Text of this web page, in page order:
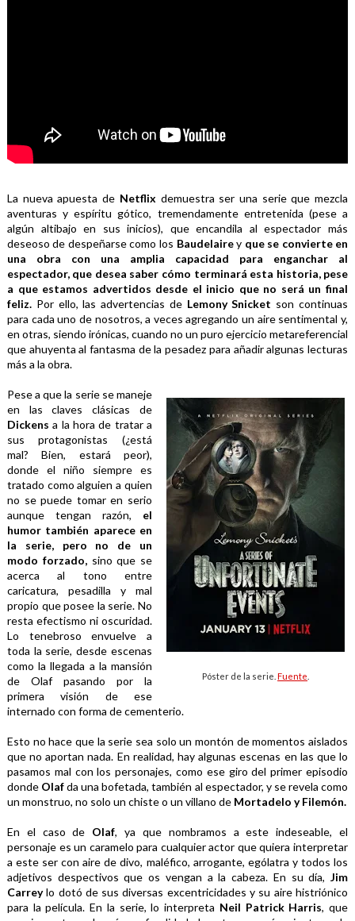
La nueva apuesta de Netflix demuestra ser una serie que mezcla
aventuras y espíritu gótico, tremendamente entretenida (pese a
algún altibajo en sus inicios), que encandila al espectador más
deseoso de despeñarse como los Baudelaire y que se convierte en
una obra con una amplia capacidad para enganchar al
espectador, que desea saber cómo terminará esta historia, pese
a que estamos advertidos desde el inicio que no será un final
feliz. Por ello, las advertencias de Lemony Snicket son continuas
para cada uno de nosotros, a veces agregando un aire sentimental y,
en otras, siendo irónicas, cuando no un puro ejercicio metareferencial
que ahuyenta al fantasma de la pesadez para añadir algunas lecturas
más a la obra.
Póster de la serie.Fuente
Pese a que la serie se maneje
Dickens a la hora de tratar a
sus protagonistas (¿está
mal? Bien, estará peor),
donde el niño siempre es
tratado como alguien a quien
no se puede tomar en serio
aunque tengan razón, el
humor también aparece en
la serie, pero no de un
modo forzado, sino que se
acerca al tono entre
caricatura, pesadilla y mal
propio que posee la serie. No
resta efectismo ni oscuridad.
Lo tenebroso envuelve a
toda la serie, desde escenas
como la llegada a la mansión
de Olaf pasando por la
primera visión de ese
internado con forma de cementerio.
Esto no hace que la serie sea solo un montón de momentos aislados
que no aportan nada. En realidad, hay algunas escenas en las que lo
pasamos mal con los personajes, como ese giro del primer episodio
donde Olaf da una bofetada, también al espectador, y se revela como
un monstruo, no solo un chiste o un villano de Mortadelo y Filemón.
En el caso de Olaf, ya que nombramos a este indeseable, el
personaje es un caramelo para cualquier actor que quiera interpretar
a este ser con aire de divo, maléfico, arrogante, ególatra y todos los
adjetivos despectivos que os vengan a la cabeza. En su día, Jim
Carrey lo dotó de sus diversas excentricidades y su aire histriónico
para la película. En la serie, lo interpreta Neil Patrick Harris, que